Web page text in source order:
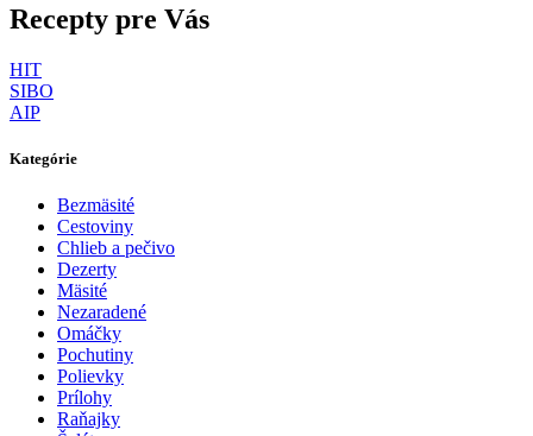
Recepty pre Vás
HIT
SIBO
AIP
Kategórie
Bezmäsité
Cestoviny
Chlieb a pečivo
Dezerty
Mäsité
Nezaradené
Omáčky
Pochutiny
Polievky
Prílohy
Raňajky